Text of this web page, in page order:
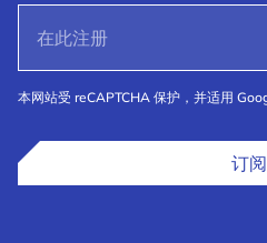
本网站受 reCAPTCHA 保护，并适用
订阅